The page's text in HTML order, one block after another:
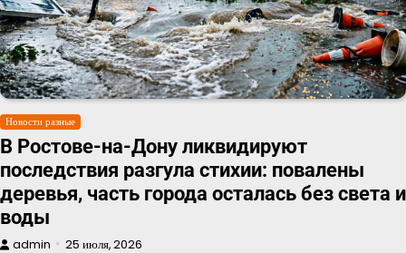
Новости разные
В Ростове-на-Дону ликвидируют
последствия разгула стихии: повалены
деревья, часть города осталась без света и
воды
admin 25 июля, 2026